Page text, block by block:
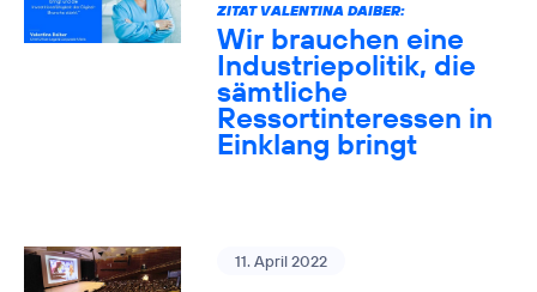
ZITAT VALENTINA DAIBER:
Wir brauchen eine
Industriepolitik, die
sämtliche
Ressortinteressen in
Einklang bringt
11. April 2022